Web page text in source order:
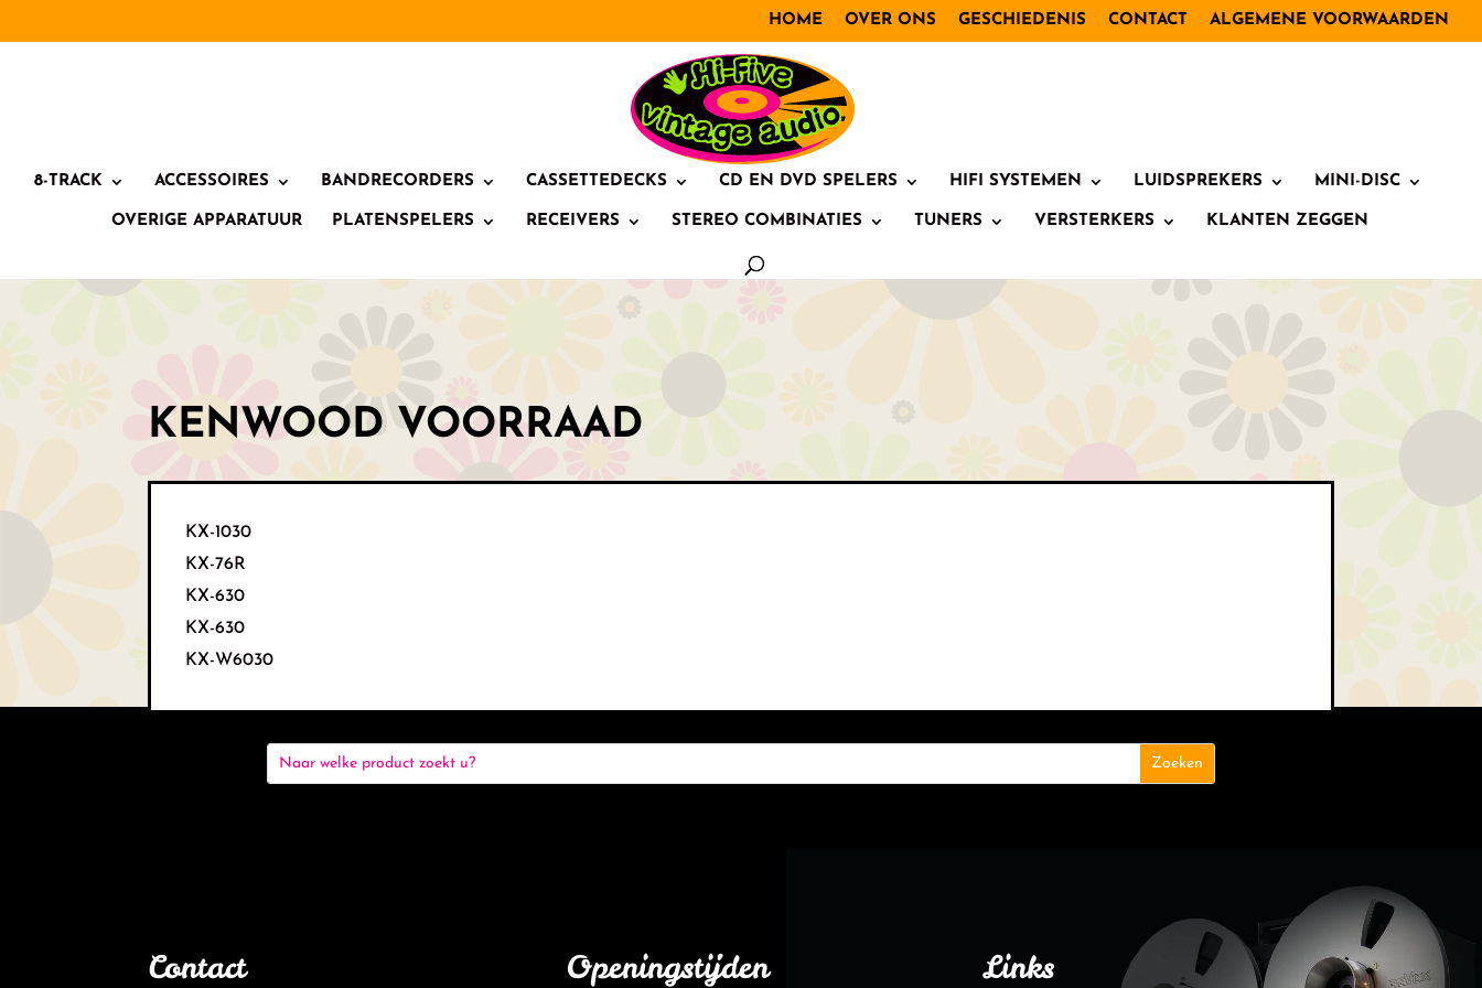
HOME OVER ONS GESCHIEDENIS CONTACT ALGEMENE VOORWAARDEN
8-TRACK ACCESSOIRES BANDRECORDERS CASSETTEDECKS CD EN DVD SPELERS HIFI SYSTEMEN LUIDSPREKERS MINI-DISC
OVERIGE APPARATUUR PLATENSPELERS RECEIVERS STEREO COMBINATIES TUNERS VERSTERKERS KLANTEN ZEGGEN
KENWOOD VOORRAAD
KX-1030
KX-76R
KX-630
KX-630
KX-W6030
Contact Openingstijden Links